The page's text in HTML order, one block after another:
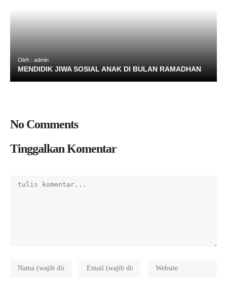
Oleh : admin
MENDIDIK JIWA SOSIAL ANAK DI BULAN RAMADHAN
No Comments
Tinggalkan Komentar